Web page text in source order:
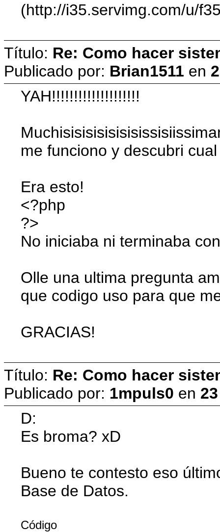
(http://i35.servimg.com/u/
Título: Re: Como hacer
Publicado por: Brian1511 en
YAH!!!!!!!!!!!!!!!!!!!!
me funciono y descubri
Era esto!
<?php
?>
No iniciaba ni terminaba
Olle una ultima pregunta
que codigo uso para que
GRACIAS!
Título: Re: Como hacer
Publicado por: 1mpuls0 en
D:
Es broma? xD
Bueno te contesto eso
Base de Datos.
Código